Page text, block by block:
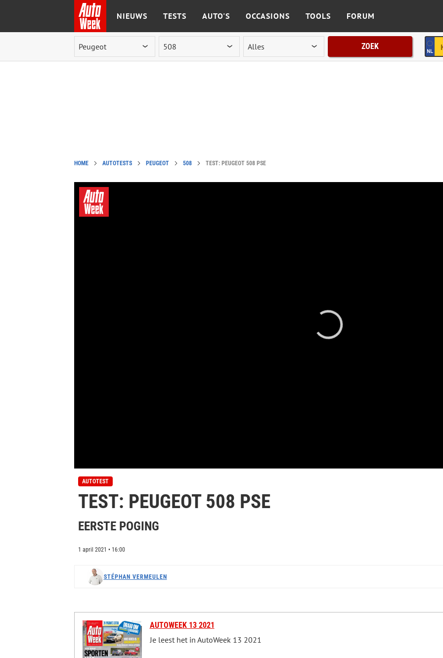
Ga naar de inhoud
NIEUWS TESTS AUTO'S OCCASIONS TOOLS FORUM
ZOEK
HOME AUTOTESTS PEUGEOT 508 TEST: PEUGEOT 508 PSE
V
AUTOTEST
TEST: PEUGEOT 508 PSE
EERSTE POGING
1 april 2021 • 16:00
STÉPHAN VERMEULEN
AUTOWEEK 13 2021
Je leest het in AutoWeek 13 2021